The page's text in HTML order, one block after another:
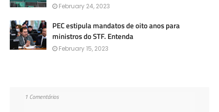
February 24, 2023
PEC estipula mandatos de oito anos para
ministros do STF. Entenda
February 15, 2023
1 Comentários